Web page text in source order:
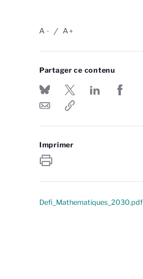
-
A +
A
Partager ce contenu
Imprimer
Defi_Mathematiques_2030.pdf